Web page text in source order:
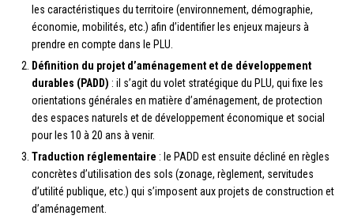
les caractéristiques du territoire (environnement, démographie,
économie, mobilités, etc.) afin d’identifier les enjeux majeurs à
prendre en compte dans le PLU.
Définition du projet d’aménagement et de développement
durables (PADD) : il s’agit du volet stratégique du PLU, qui fixe les
orientations générales en matière d’aménagement, de protection
des espaces naturels et de développement économique et social
pour les 10 à 20 ans à venir.
Traduction réglementaire : le PADD est ensuite décliné en règles
concrètes d’utilisation des sols (zonage, règlement, servitudes
d’utilité publique, etc.) qui s’imposent aux projets de construction et
d’aménagement.